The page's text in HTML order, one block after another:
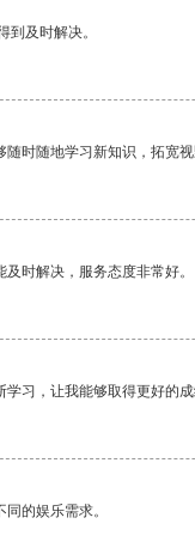
到及时解决。
时随地学习新知识，拓宽视
时解决，服务态度非常好。
习，让我能够取得更好的成
的娱乐需求。